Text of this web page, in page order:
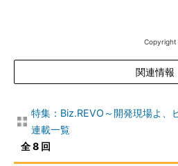
事例では、ビジネス部門と開発
部門の2人がプロジェクトマネ
ージャーを務めて、緊密に協力
るものと後回しにできるものを
明確に切り分けた。これによっ
て、以前に大手ベンダーが手掛
けた同様の情報システムに比べ
Copyright
関連情報
特集：Biz.REVO～開発現場よ、
連載一覧
全 8 回